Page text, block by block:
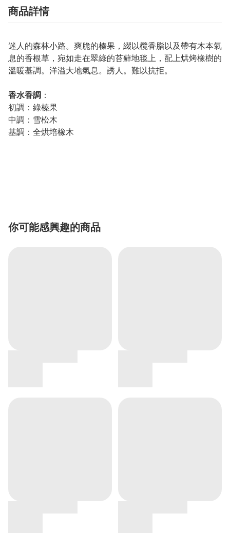
商品詳情
迷人的森林小路。爽脆的榛果，綴以欖香脂以及帶有木本氣
息的香根草，宛如走在翠綠的苔蘚地毯上，配上烘烤橡樹的
溫暖基調。洋溢大地氣息。誘人。難以抗拒。
香水香調 ：
初調：綠榛果
中調：雪松木
基調：全烘培橡木
你可能感興趣的商品